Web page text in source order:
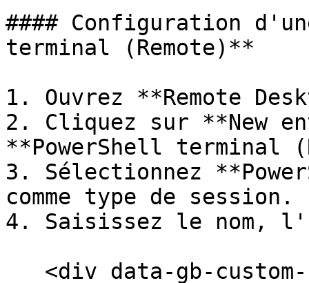
#### Configuration
terminal (Remote)**
1. Ouvrez **Remote
2. Cliquez sur **New
**PowerShell terminal
3. Sélectionnez
comme type de session.
4. Saisissez le nom,